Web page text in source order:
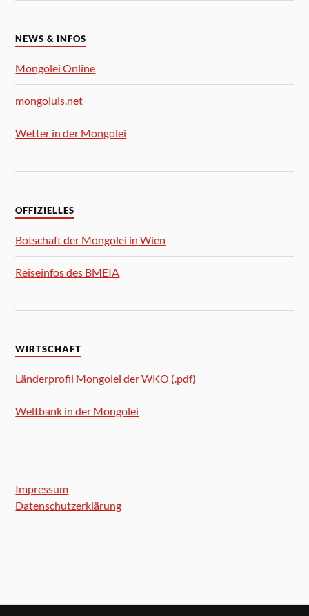
NEWS & INFOS
Mongolei Online
mongoluls.net
Wetter in der Mongolei
OFFIZIELLES
Botschaft der Mongolei in Wien
Reiseinfos des BMEIA
WIRTSCHAFT
Länderprofil Mongolei der WKO (.pdf)
Weltbank in der Mongolei
Impressum
Datenschutzerklärung